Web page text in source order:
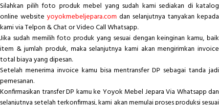
Silahkan pilih foto produk mebel yang sudah kami sediakan di katalog
online website yoyokmebeljepara.com dan selanjutnya tanyakan kepada
kami via Telpon & Chat or Video Call Whatsapp.
Jika sudah memilih foto produk yang sesuai dengan keinginan kamu, baik
item & jumlah produk, maka selanjutnya kami akan mengirimkan invoice
total biaya yang dipesan.
Setelah menerima invoice kamu bisa mentransfer DP sebagai tanda jadi
pemesanan.
Konfirmasikan transfer DP kamu ke Yoyok Mebel Jepara Via Whatsapp dan